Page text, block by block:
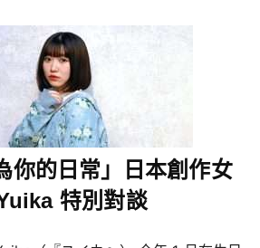
你的日常」日本創作女
特別對談